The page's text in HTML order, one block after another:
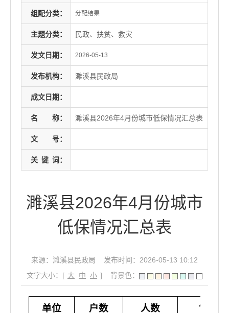
组配分类： 分配结果
主题分类： 民政、扶贫、救灾
发文日期： 2026-05-13
发布机构： 濉溪县民政局
成文日期：
名 称： 濉溪县2026年4月份城市低保情况汇总表
文 号：
关 键 词：
濉溪县2026年4月份城市
低保情况汇总表
来源：濉溪县民政局
发布时间：2026-05-13 10:12
文字大小：[ 大 中 小 ] 背景色：
单位 户数 人数
月享受